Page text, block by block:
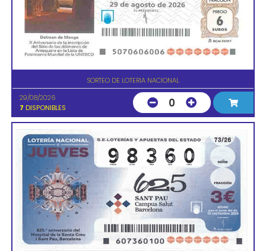
SORTEO DE LOTERIA NACIONAL
29/08/2026
7 DISPONIBLES 0